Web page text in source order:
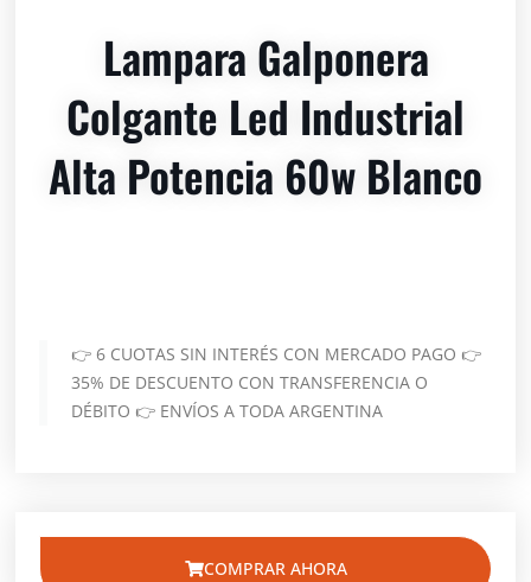
Lampara Galponera
Colgante Led Industrial
Alta Potencia 60w Blanco
👉 6 CUOTAS SIN INTERÉS CON MERCADO PAGO 👉
35% DE DESCUENTO CON TRANSFERENCIA O
DÉBITO 👉 ENVÍOS A TODA ARGENTINA
COMPRAR AHORA